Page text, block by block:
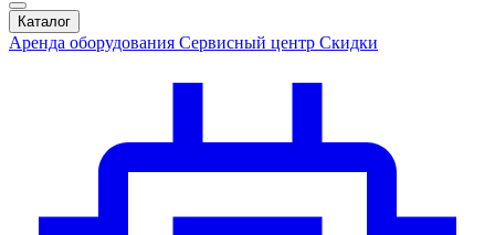
Каталог
Аренда оборудования Сервисный центр Скидки